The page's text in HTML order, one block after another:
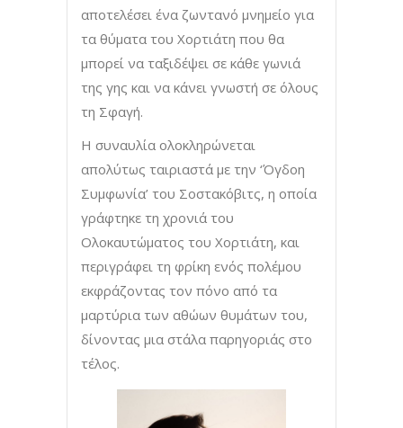
αποτελέσει ένα ζωντανό μνημείο για
τα θύματα του Χορτιάτη που θα
μπορεί να ταξιδέψει σε κάθε γωνιά
της γης και να κάνει γνωστή σε όλους
τη Σφαγή.
Η συναυλία ολοκληρώνεται
απολύτως ταιριαστά με την ‘Όγδοη
Συμφωνία’ του Σοστακόβιτς, η οποία
γράφτηκε τη χρονιά του
Ολοκαυτώματος του Χορτιάτη, και
περιγράφει τη φρίκη ενός πολέμου
εκφράζοντας τον πόνο από τα
μαρτύρια των αθώων θυμάτων του,
δίνοντας μια στάλα παρηγοριάς στο
τέλος.